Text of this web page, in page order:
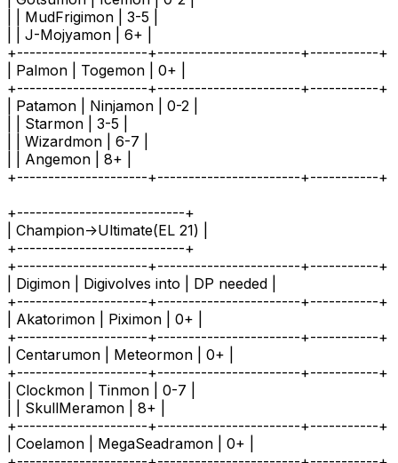
| | MudFrigimon | 3-5 |
| | J-Mojyamon | 6+ |
+---------------------+-----------------------+-----------+
| Palmon | Togemon | 0+ |
+---------------------+-----------------------+-----------+
| Patamon | Ninjamon | 0-2 |
| | Starmon | 3-5 |
| | Wizardmon | 6-7 |
| | Angemon | 8+ |
+---------------------+-----------------------+-----------+
+---------------------------+
| Champion->Ultimate(EL 21) |
+---------------------------+
+---------------------+-----------------------+-----------+
| Digimon | Digivolves into | DP needed |
+---------------------+-----------------------+-----------+
| Akatorimon | Piximon | 0+ |
+---------------------+-----------------------+-----------+
| Centarumon | Meteormon | 0+ |
+---------------------+-----------------------+-----------+
| Clockmon | Tinmon | 0-7 |
| | SkullMeramon | 8+ |
+---------------------+-----------------------+-----------+
| Coelamon | MegaSeadramon | 0+ |